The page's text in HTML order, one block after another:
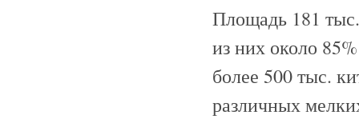
Площадь 181
из них около
более 500 тыс.
различных